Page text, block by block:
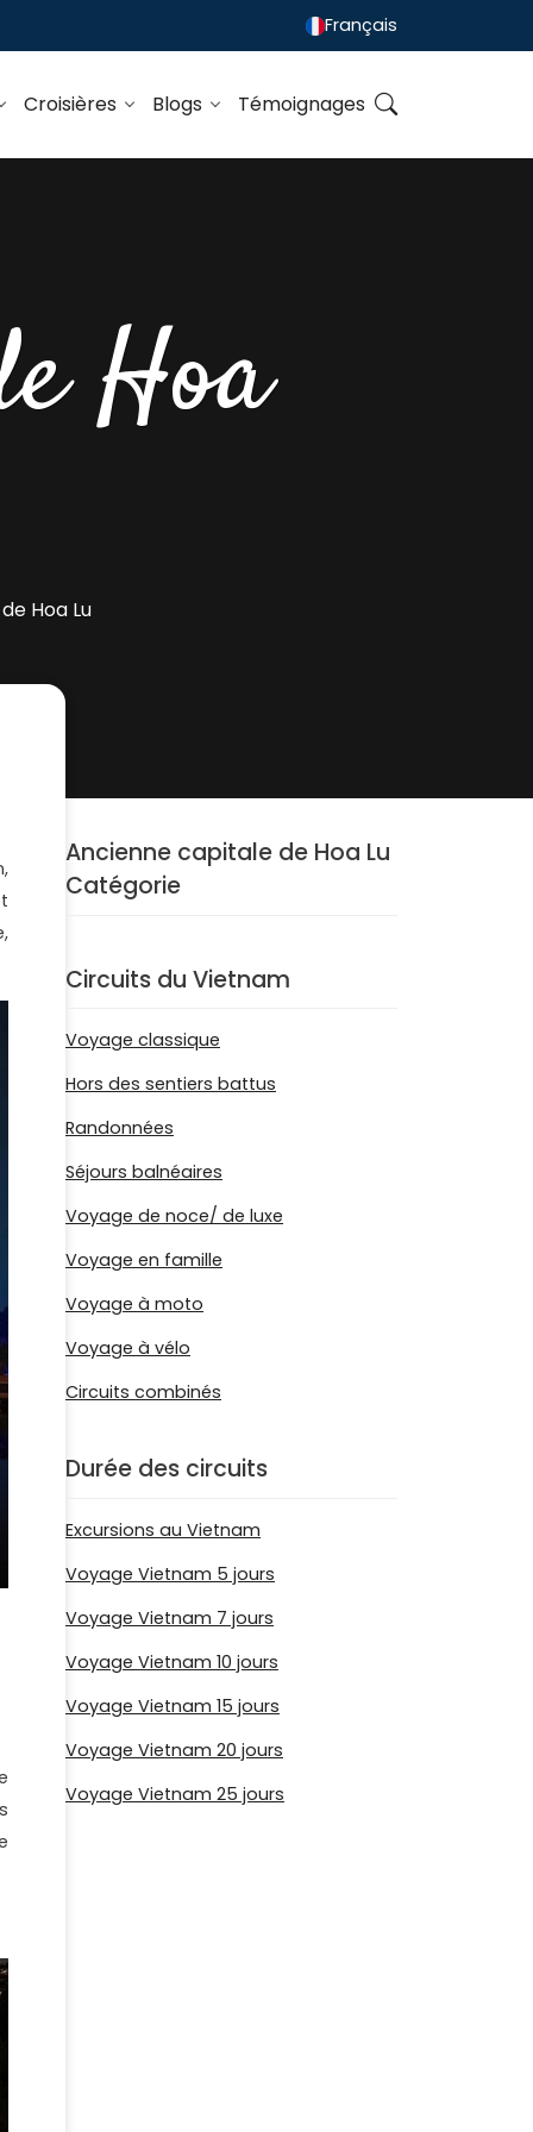
Français
Croisières Blogs Témoignages
Hoa
Hoa Lu
Ancienne capitale de Hoa Lu
Catégorie
Circuits du Vietnam
Voyage classique
Hors des sentiers battus
Randonnées
Séjours balnéaires
Voyage de noce/ de luxe
Voyage en famille
Voyage à moto
Voyage à vélo
Circuits combinés
Durée des circuits
Excursions au Vietnam
Voyage Vietnam 5 jours
Voyage Vietnam 7 jours
Voyage Vietnam 10 jours
Voyage Vietnam 15 jours
Voyage Vietnam 20 jours
Voyage Vietnam 25 jours